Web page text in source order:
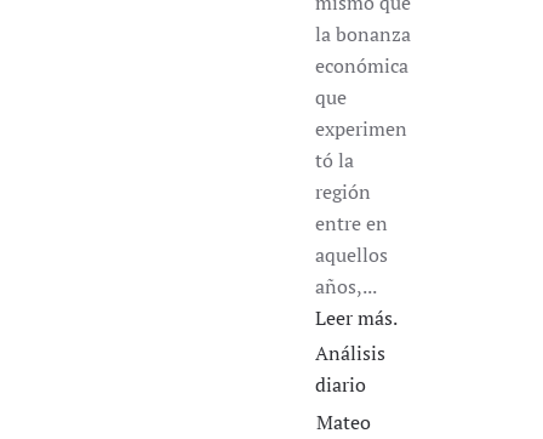
la bonanza
económica
que
experimen
tó la
región
entre en
aquellos
años,...
Leer más.
Análisis
diario
Mateo